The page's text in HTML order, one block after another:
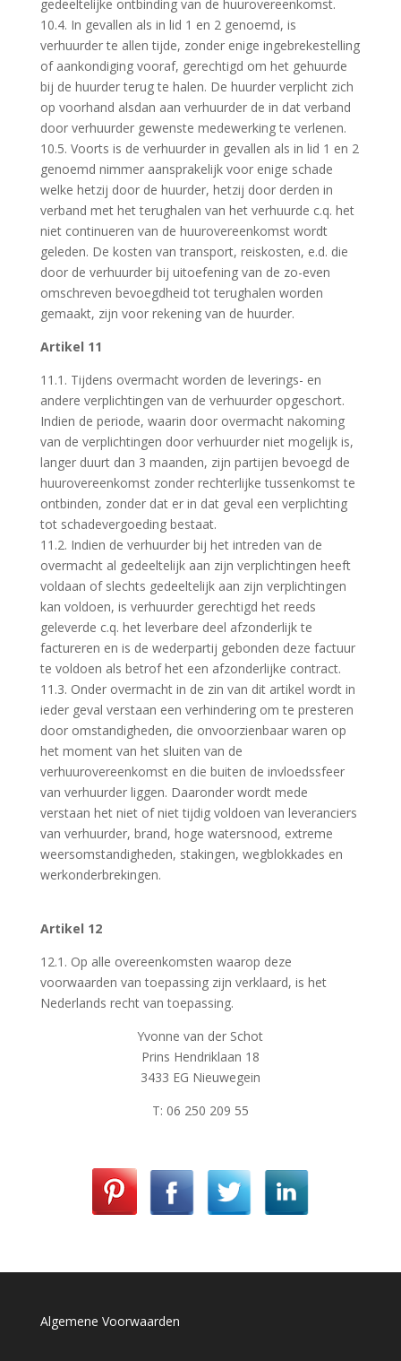
gedeeltelijke ontbinding van de huurovereenkomst.
10.4. In gevallen als in lid 1 en 2 genoemd, is
verhuurder te allen tijde, zonder enige ingebrekestelling
of aankondiging vooraf, gerechtigd om het gehuurde
bij de huurder terug te halen. De huurder verplicht zich
op voorhand alsdan aan verhuurder de in dat verband
door verhuurder gewenste medewerking te verlenen.
10.5. Voorts is de verhuurder in gevallen als in lid 1 en 2
genoemd nimmer aansprakelijk voor enige schade
welke hetzij door de huurder, hetzij door derden in
verband met het terughalen van het verhuurde c.q. het
niet continueren van de huurovereenkomst wordt
geleden. De kosten van transport, reiskosten, e.d. die
door de verhuurder bij uitoefening van de zo-even
omschreven bevoegdheid tot terughalen worden
gemaakt, zijn voor rekening van de huurder.
Artikel 11
11.1. Tijdens overmacht worden de leverings- en
andere verplichtingen van de verhuurder opgeschort.
Indien de periode, waarin door overmacht nakoming
van de verplichtingen door verhuurder niet mogelijk is,
langer duurt dan 3 maanden, zijn partijen bevoegd de
huurovereenkomst zonder rechterlijke tussenkomst te
ontbinden, zonder dat er in dat geval een verplichting
tot schadevergoeding bestaat.
11.2. Indien de verhuurder bij het intreden van de
overmacht al gedeeltelijk aan zijn verplichtingen heeft
voldaan of slechts gedeeltelijk aan zijn verplichtingen
kan voldoen, is verhuurder gerechtigd het reeds
geleverde c.q. het leverbare deel afzonderlijk te
factureren en is de wederpartij gebonden deze factuur
te voldoen als betrof het een afzonderlijke contract.
11.3. Onder overmacht in de zin van dit artikel wordt in
ieder geval verstaan een verhindering om te presteren
door omstandigheden, die onvoorzienbaar waren op
het moment van het sluiten van de
verhuurovereenkomst en die buiten de invloedssfeer
van verhuurder liggen. Daaronder wordt mede
verstaan het niet of niet tijdig voldoen van leveranciers
van verhuurder, brand, hoge watersnood, extreme
weersomstandigheden, stakingen, wegblokkades en
werkonderbrekingen.
Artikel 12
12.1. Op alle overeenkomsten waarop deze
voorwaarden van toepassing zijn verklaard, is het
Nederlands recht van toepassing.
Yvonne van der Schot
Prins Hendriklaan 18
3433 EG Nieuwegein
T: 06 250 209 55
Algemene Voorwaarden